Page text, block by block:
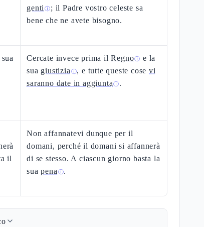
genti ⓘ; il Padre vostro celeste sa
bene che ne avete bisogno.
Cercate invece prima ilRegnoⓘ e la
sua giustizia ⓘ, e tutte queste cosevi
saranno date in aggiunta ⓘ.
il
Non affannatevi dunque per il
domani, perché il domani si affannerà
di se stesso. A ciascun giorno basta la
suapena ⓘ.